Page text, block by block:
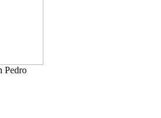
Pedro